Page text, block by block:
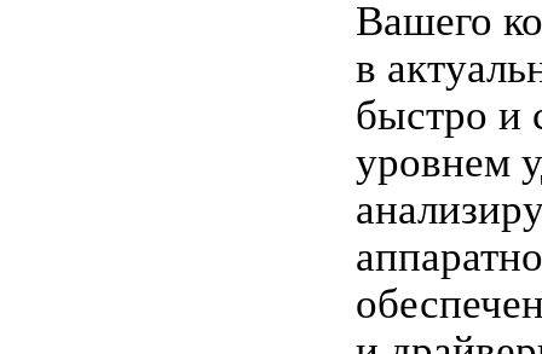
Вашего
в
быстро и
уровнем